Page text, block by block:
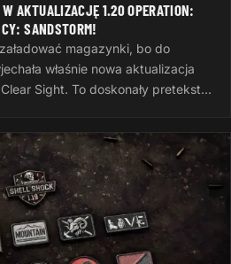
AKTUALIZACJĘ 1.20 OPERATION:
SANDSTORM!
magazynki, bo do
właśnie nowa aktualizacja
Sight. To doskonały pretekst,